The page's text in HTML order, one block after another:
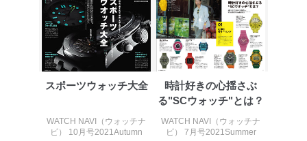
外部からの不正アクセス等の防止
個人データを取り扱う機器等のオペレーティング
システムを最新の状態に保持しています。
個人データを取り扱う機器等にセキュリティ対策
ソフトウェア等を導入し、自動更新 機能等の活用
により、これを最新状態としています。
情報システムの使用に伴う漏洩等の防止
メール等により個人データの含まれるファイルを
送信する場合に、当該ファイルへのパスワードを
設定しています。
スポーツウォッチ大全
WATCH NAVI（ウォッチナ
ビ） 10月号2021Autumn
時計好きの心揺さぶ
る"SCウォッチ"とは？
WATCH NAVI（ウォッチナ
ビ） 7月号2021Summer